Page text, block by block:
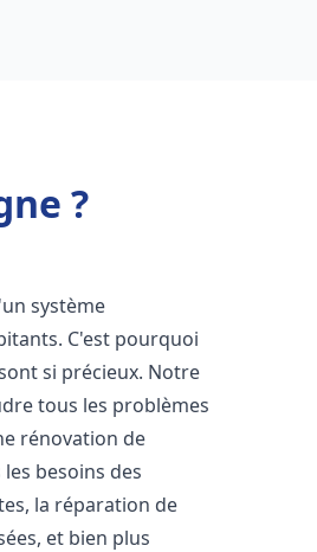
?
système
C'est pourquoi
si précieux. Notre
tous les problèmes
rénovation de
besoins des
la réparation de
et bien plus